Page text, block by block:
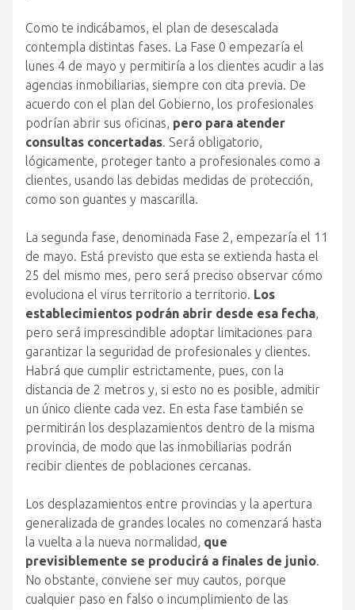
Como te indicábamos, el plan de desescalada
contempla distintas fases. La Fase 0 empezaría el
lunes 4 de mayo y permitiría a los clientes acudir a las
agencias inmobiliarias, siempre con cita previa. De
acuerdo con el plan del Gobierno, los profesionales
podrían abrir sus oficinas, pero para atender
consultas concertadas. Será obligatorio,
lógicamente, proteger tanto a profesionales como a
clientes, usando las debidas medidas de protección,
como son guantes y mascarilla.
La segunda fase, denominada Fase 2, empezaría el 11
de mayo. Está previsto que esta se extienda hasta el
25 del mismo mes, pero será preciso observar cómo
evoluciona el virus territorio a territorio. Los
establecimientos podrán abrir desde esa fecha,
pero será imprescindible adoptar limitaciones para
garantizar la seguridad de profesionales y clientes.
Habrá que cumplir estrictamente, pues, con la
distancia de 2 metros y, si esto no es posible, admitir
un único cliente cada vez. En esta fase también se
permitirán los desplazamientos dentro de la misma
provincia, de modo que las inmobiliarias podrán
recibir clientes de poblaciones cercanas.
Los desplazamientos entre provincias y la apertura
generalizada de grandes locales no comenzará hasta
la vuelta a la nueva normalidad, que
previsiblemente se producirá a finales de junio.
No obstante, conviene ser muy cautos, porque
cualquier paso en falso o incumplimiento de las